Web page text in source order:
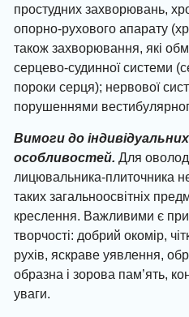
простудних захворювань,
опорно-рухового апарату
також захворювання, які
серцево-судинної системи
пороки серця); нервової
порушеннями
Вимоги до індивідуальних
особливостей. Для
лицювальника-плиточника
таких загальноосвітніх
креслення. Важливими є
творчості: добрий окомір,
рухів, яскраве уявлення,
образна і зорова пам’ять,
уваги.